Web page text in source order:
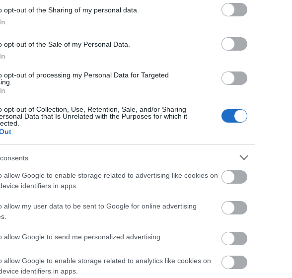
opt-out of the Sharing of my personal data.
opt-out of the Sale of my Personal Data.
opt-out of processing my Personal Data for Targeted
opt-out of Collection, Use, Retention, Sale, and/or Sharing
Data that Is Unrelated with the Purposes for which it
allow Google to enable storage related to advertising like cookies on
identifiers in apps.
allow my user data to be sent to Google for online advertising
allow Google to send me personalized advertising.
allow Google to enable storage related to analytics like cookies on
identifiers in apps.
muy productivo. Jugó todos los partidos de
con 2 goles y 4 asistencias como registros
fue la 23/24, en la que finalizó con 206
(7,53 de media en Sofascore).
en los regates, Bernardo destaca por su
para generar ocasiones y facilidad para
que puede acumular buenas
los que no marca ni asiste.
en Comunio?
ha cerrado el fichaje de Marc Cucurella para
automáticamente en uno de los defensas más
en Comunio.
será su encaje en un centro del campo y ataque